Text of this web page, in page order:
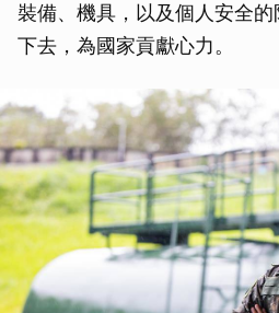
裝備、機具，以及個人安全
下去，為國家貢獻心力。